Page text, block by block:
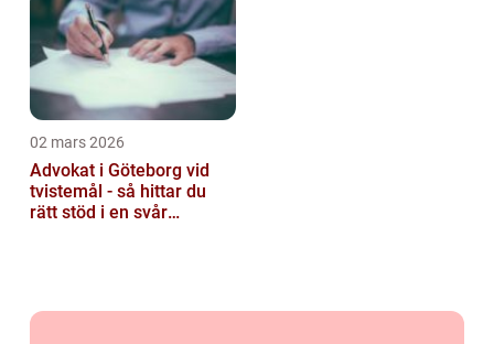
02 mars 2026
Advokat i Göteborg vid
tvistemål - så hittar du
rätt stöd i en svår